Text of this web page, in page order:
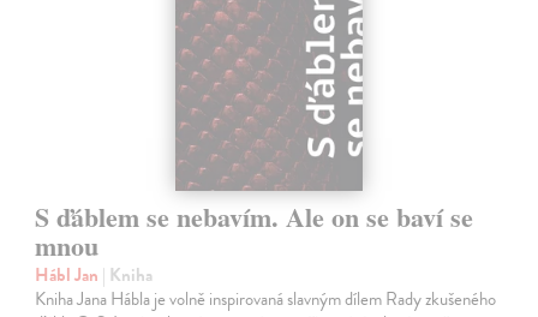
S ďáblem se nebavím. Ale on se baví se
mnou
Hábl Jan | Kniha
Kniha Jana Hábla je volně inspirovaná slavným dílem Rady zkušeného